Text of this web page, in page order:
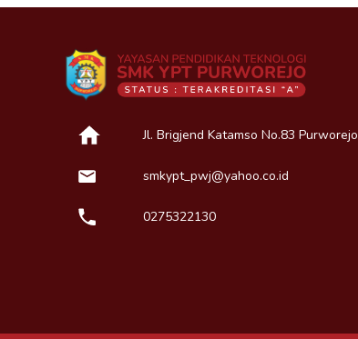
Jl. Brigjend Katamso No.83 Purworejo
smkypt_pwj@yahoo.co.id
0275322130